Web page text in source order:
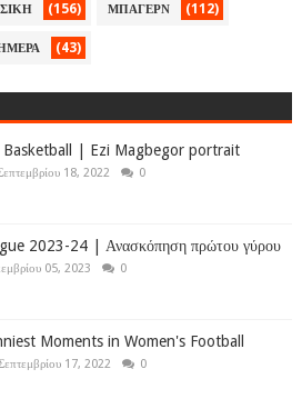
(156) ΜΠΑΓΕΡΝ (112)
(43)
Basketball | Ezi Magbegor portrait
18, 2022 0
2023-24 | Ανασκόπηση πρώτου γύρου
05, 2023 0
Moments in Women's Football
17, 2022 0